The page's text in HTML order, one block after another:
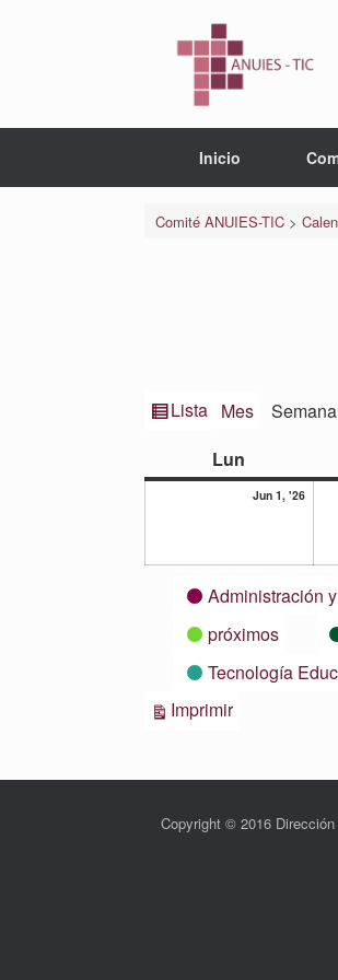
Inicio
Comité ANUIES-TIC>
Ver
Lista Mes Semana
Lun
Jun 1, '261
CategoríasAdministración
próximos
Tecnología
ImprimirVistas
Copyright © 2016